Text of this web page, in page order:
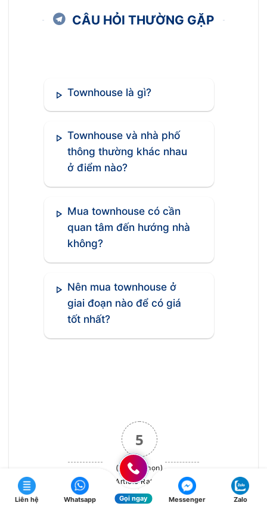
CÂU HỎI THƯỜNG GẶP
Townhouse là gì?
Townhouse và nhà phố
thông thường khác nhau
ở điểm nào?
Mua townhouse có cần
quan tâm đến hướng nhà
không?
Nên mua townhouse ở
giai đoạn nào để có giá
tốt nhất?
5
(1 bình chọn)
Article Rating
Liên hệ Whatsapp Gọi ngay Messenger Zalo